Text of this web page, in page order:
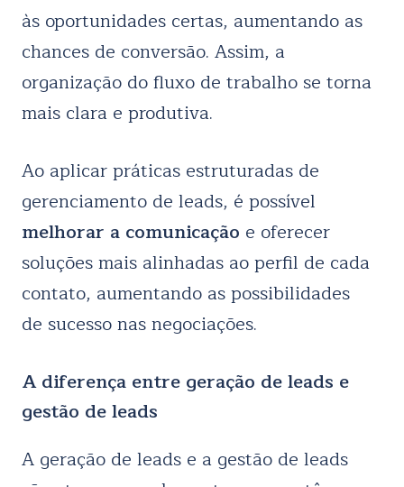
às oportunidades certas, aumentando as
chances de conversão. Assim, a
organização do fluxo de trabalho se torna
mais clara e produtiva.
Ao aplicar práticas estruturadas de
gerenciamento de leads, é possível
melhorar a comunicação e oferecer
soluções mais alinhadas ao perfil de cada
contato, aumentando as possibilidades
de sucesso nas negociações.
A diferença entre geração de leads e
gestão de leads
A geração de leads e a gestão de leads